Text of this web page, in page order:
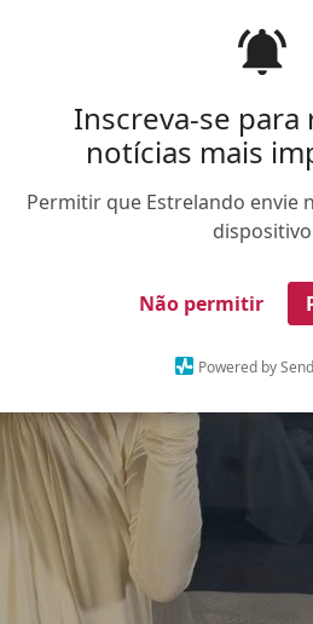
Inscreva-se para
notícias mais
Permitir que Estrelando envie
dispositivo
Não permitir
Powered by
X
FALE CONOSCO ANUNCIE NO